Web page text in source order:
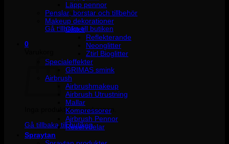
Inga produkter i varukorgen.
Gå tillbaka till butiken
0
Inga produkter i varukorgen.
Gå tillbaka till butiken
Läpp pennor
Penslar, borstar och tillbehör
Makeup dekorationer
Glitter
Reflekterande
Neonglitter
Ztirl Bioglitter
Specialeffekter
GRIMAS smink
Airbrush
Airbrushmakeup
Airbrush Utrustning
Mallar
Kompressorer
Airbrush Pennor
Reservdelar
Spraytan